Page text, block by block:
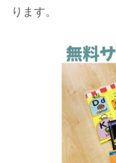
ります。